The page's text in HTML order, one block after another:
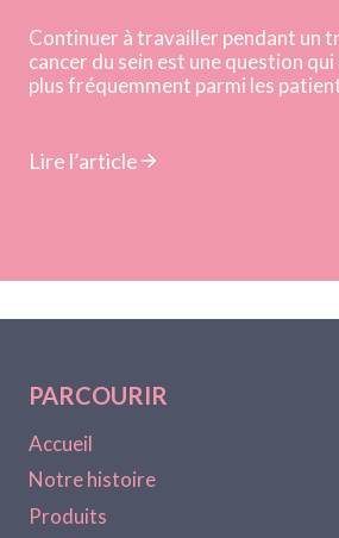
Continuer à travailler pendant un
cancer du sein est une question qui
plus fréquemment parmi les
Lire l’article
PARCOURIR
Accueil
Notre histoire
Produits